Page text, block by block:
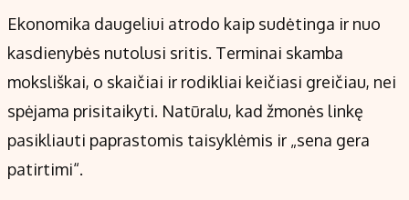
Ekonomika daugeliui atrodo kaip sudėtinga ir nuo
kasdienybės nutolusi sritis. Terminai skamba
moksliškai, o skaičiai ir rodikliai keičiasi greičiau, nei
spėjama prisitaikyti. Natūralu, kad žmonės linkę
pasikliauti paprastomis taisyklėmis ir „sena gera
patirtimi“.